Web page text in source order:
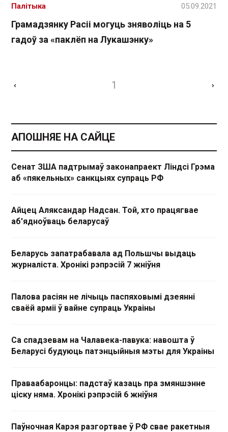
Грамадзянку Расіі могуць зняволіць на 5
гадоў за «паклёп на Лукашэнку»
Палітыка 05.09.2021
‹ 1 ›
АПОШНЯЕ НА САЙЦЕ
Сенат ЗША падтрымаў законапраект Ліндсі Грэма
аб «пякельных» санкцыях супраць РФ
Айцец Аляксандар Надсан. Той, хто працягвае
аб'ядноўваць беларусаў
Беларусь запатрабавала ад Польшчы выдаць
журналіста. Хронікі рэпрэсій 7 жніўня
Палова расіян не лічыць паспяховымі дзеянні
сваёй арміі ў вайне супраць Украіны
Са спадзевам на Чалавека-павука: навошта ў
Беларусі будуюць патэнцыйныя мэты для Украіны
Праваабаронцы: падстаў казаць пра змяншэнне
ціску няма. Хронікі рэпрэсій 6 жніўня
Паўночная Карэя разгортвае ў РФ свае ракетныя